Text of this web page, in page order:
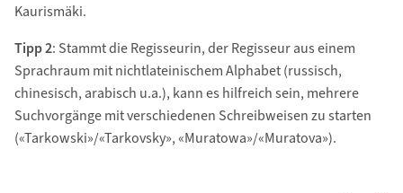
Kaurismäki.
Tipp 2: Stammt die Regisseurin, der Regisseur aus einem
Sprachraum mit nichtlateinischem Alphabet (russisch,
chinesisch, arabisch u.a.), kann es hilfreich sein, mehrere
Suchvorgänge mit verschiedenen Schreibweisen zu starten
(«Tarkowski»/«Tarkovsky», «Muratowa»/«Muratova»).